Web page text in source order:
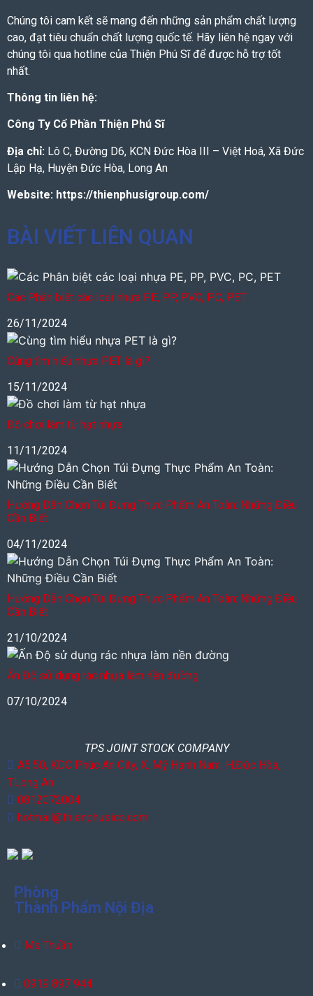
Chúng tôi cam kết sẽ mang đến những sản phẩm chất lượng
cao, đạt tiêu chuẩn chất lượng quốc tế. Hãy liên hệ ngay với
chúng tôi qua hotline của Thiện Phú Sĩ để được hỗ trợ tốt
nhất.
Thông tin liên hệ:
Công Ty Cổ Phần Thiện Phú Sĩ
Địa chỉ: Lô C, Đường D6, KCN Đức Hòa III – Việt Hoá, Xã Đức
Lập Hạ, Huyện Đức Hòa, Long An
Website: https://thienphusigroup.com/
BÀI VIẾT LIÊN QUAN
Các Phân biệt các loại nhựa PE, PP, PVC, PC, PET
26/11/2024
Cùng tìm hiểu nhựa PET là gì?
15/11/2024
Đồ chơi làm từ hạt nhựa
11/11/2024
Hướng Dẫn Chọn Túi Đựng Thực Phẩm An Toàn: Những Điều
Cần Biết
04/11/2024
Hướng Dẫn Chọn Túi Đựng Thực Phẩm An Toàn: Những Điều
Cần Biết
21/10/2024
Ấn Độ sử dụng rác nhựa làm nền đường
07/10/2024
TPS JOINT STOCK COMPANY
A5.50, KDC Phúc An City, X. Mỹ Hạnh Nam, H.Đức Hòa,
T.Long An
0812072004
hotmail@thienphusico.com
Phòng
Thành Phẩm Nội Địa
Ms.Thuần
0919 897 944